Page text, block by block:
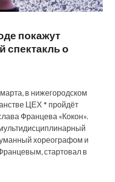
покажут
спектакль о
в нижегородском
ЦЕХ * пройдёт
Францева «Кокон».
хореографом и
стартовал в